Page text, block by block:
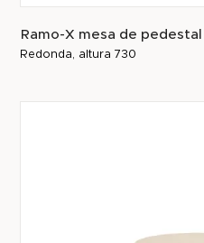
Ramo-X mesa de pedestal
Redonda, altura 730